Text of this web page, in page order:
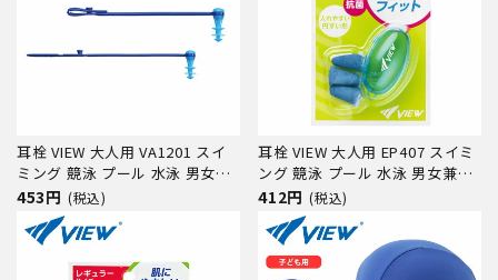
耳栓 VIEW 大人用 VA1201 スイ
ミング 競泳 プール 水泳 男女兼
用 ジム フィットネス
453円 (税込)
耳栓 VIEW 大人用 EP407 スイミ
ング 競泳 プール 水泳 男女兼用
ジム フィットネス
412円 (税込)